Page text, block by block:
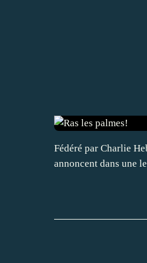
Fédéré par Charlie
annoncent dans une